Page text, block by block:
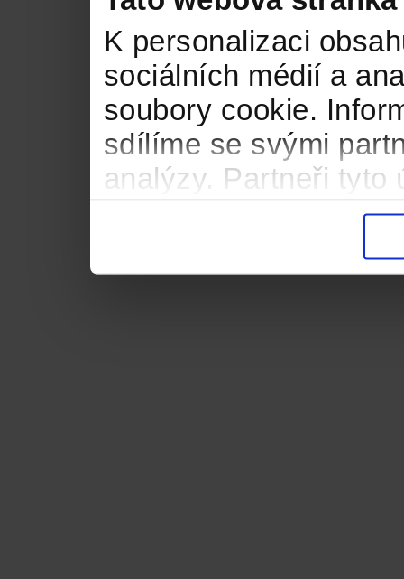
K personalizaci
sociálních médií a
soubory cookie.
sdílíme se svými
analýzy. Partneři tyto
informacemi, které